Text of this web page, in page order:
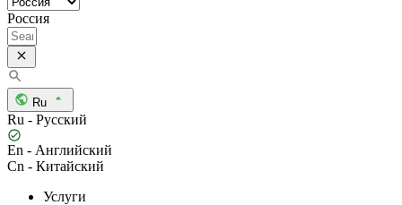
Россия
Ru
Ru - Русский
En - Английский
Cn - Китайский
Услуги